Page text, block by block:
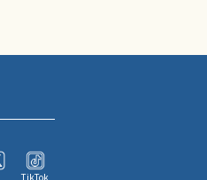
TikTok